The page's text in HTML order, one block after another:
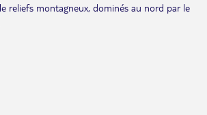
reliefs montagneux, dominés au nord par le